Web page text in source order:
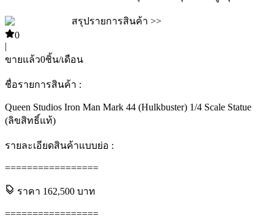
สรุปรายการสินค้า >>
0
|
ขายแล้ว0ชิ้น/เดือน
ชื่อรายการสินค้า :
Queen Studios Iron Man Mark 44 (Hulkbuster) 1/4 Scale Statue
(ลิขสิทธิ์แท้)
รายละเอียดสินค้าแบบย่อ :
=================
ราคา 162,500 บาท
=================